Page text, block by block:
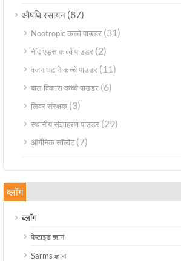
औषधि रसायन (87)
Nootropic कच्चे पाउडर (31)
नींद एड्स कच्चे पाउडर (2)
वजन घटाने कच्चे पाउडर (11)
बाल विकास कच्चे पाउडर (6)
लिवर संरक्षक (3)
स्थानीय संज्ञाहरण पाउडर (29)
ऑर्गेनिक सॉल्वेंट(7)
ब्लॉग
ब्लॉग
पेप्टाइड ज्ञान
Sarms ज्ञान